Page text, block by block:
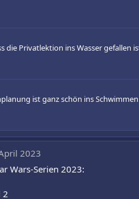
die Privatlektion ins Wasser gefallen
ist ganz schön ins
2023
Wars-Serien 2023:
2